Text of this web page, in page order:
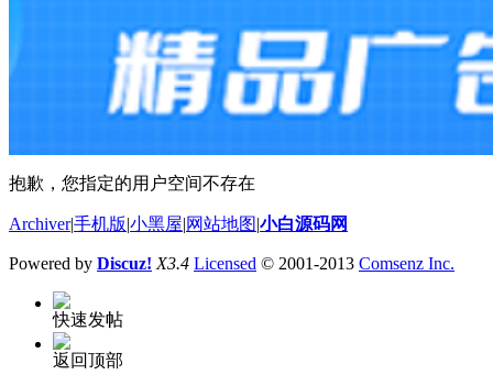
抱歉，您指定的用户空间不存在
Archiver|手机版 小黑屋 网站地图 小白源码网
Powered by Discuz! X3.4 Licensed © 2001-2013 Comsenz Inc.
快速发帖
返回顶部